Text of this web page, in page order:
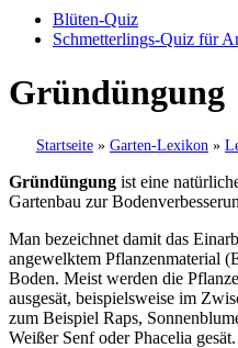
Blüten-Quiz
Schmetterlings-Quiz für
Gründüngung
Startseite » Garten-Lexikon »
Gründüngung ist eine
Gartenbau zur
Man bezeichnet damit das
angewelktem Pflanzenmaterial
Boden. Meist werden die
ausgesät, beispielsweise im
zum Beispiel Raps,
Weißer Senf oder Phacelia gesät.